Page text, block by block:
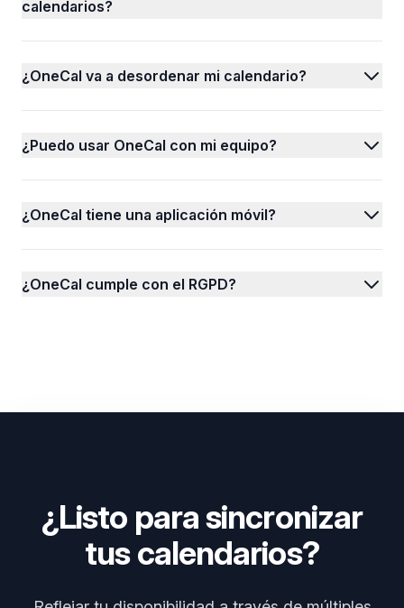
calendarios?
¿OneCal va a desordenar mi calendario?
¿Puedo usar OneCal con mi equipo?
¿OneCal tiene una aplicación móvil?
¿OneCal cumple con el RGPD?
¿Listo para sincronizar
tus calendarios?